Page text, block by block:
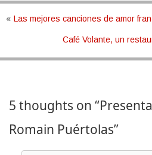
« Las mejores canciones de amor
Café Volante, un
5 thoughts on “
Romain Puértolas”